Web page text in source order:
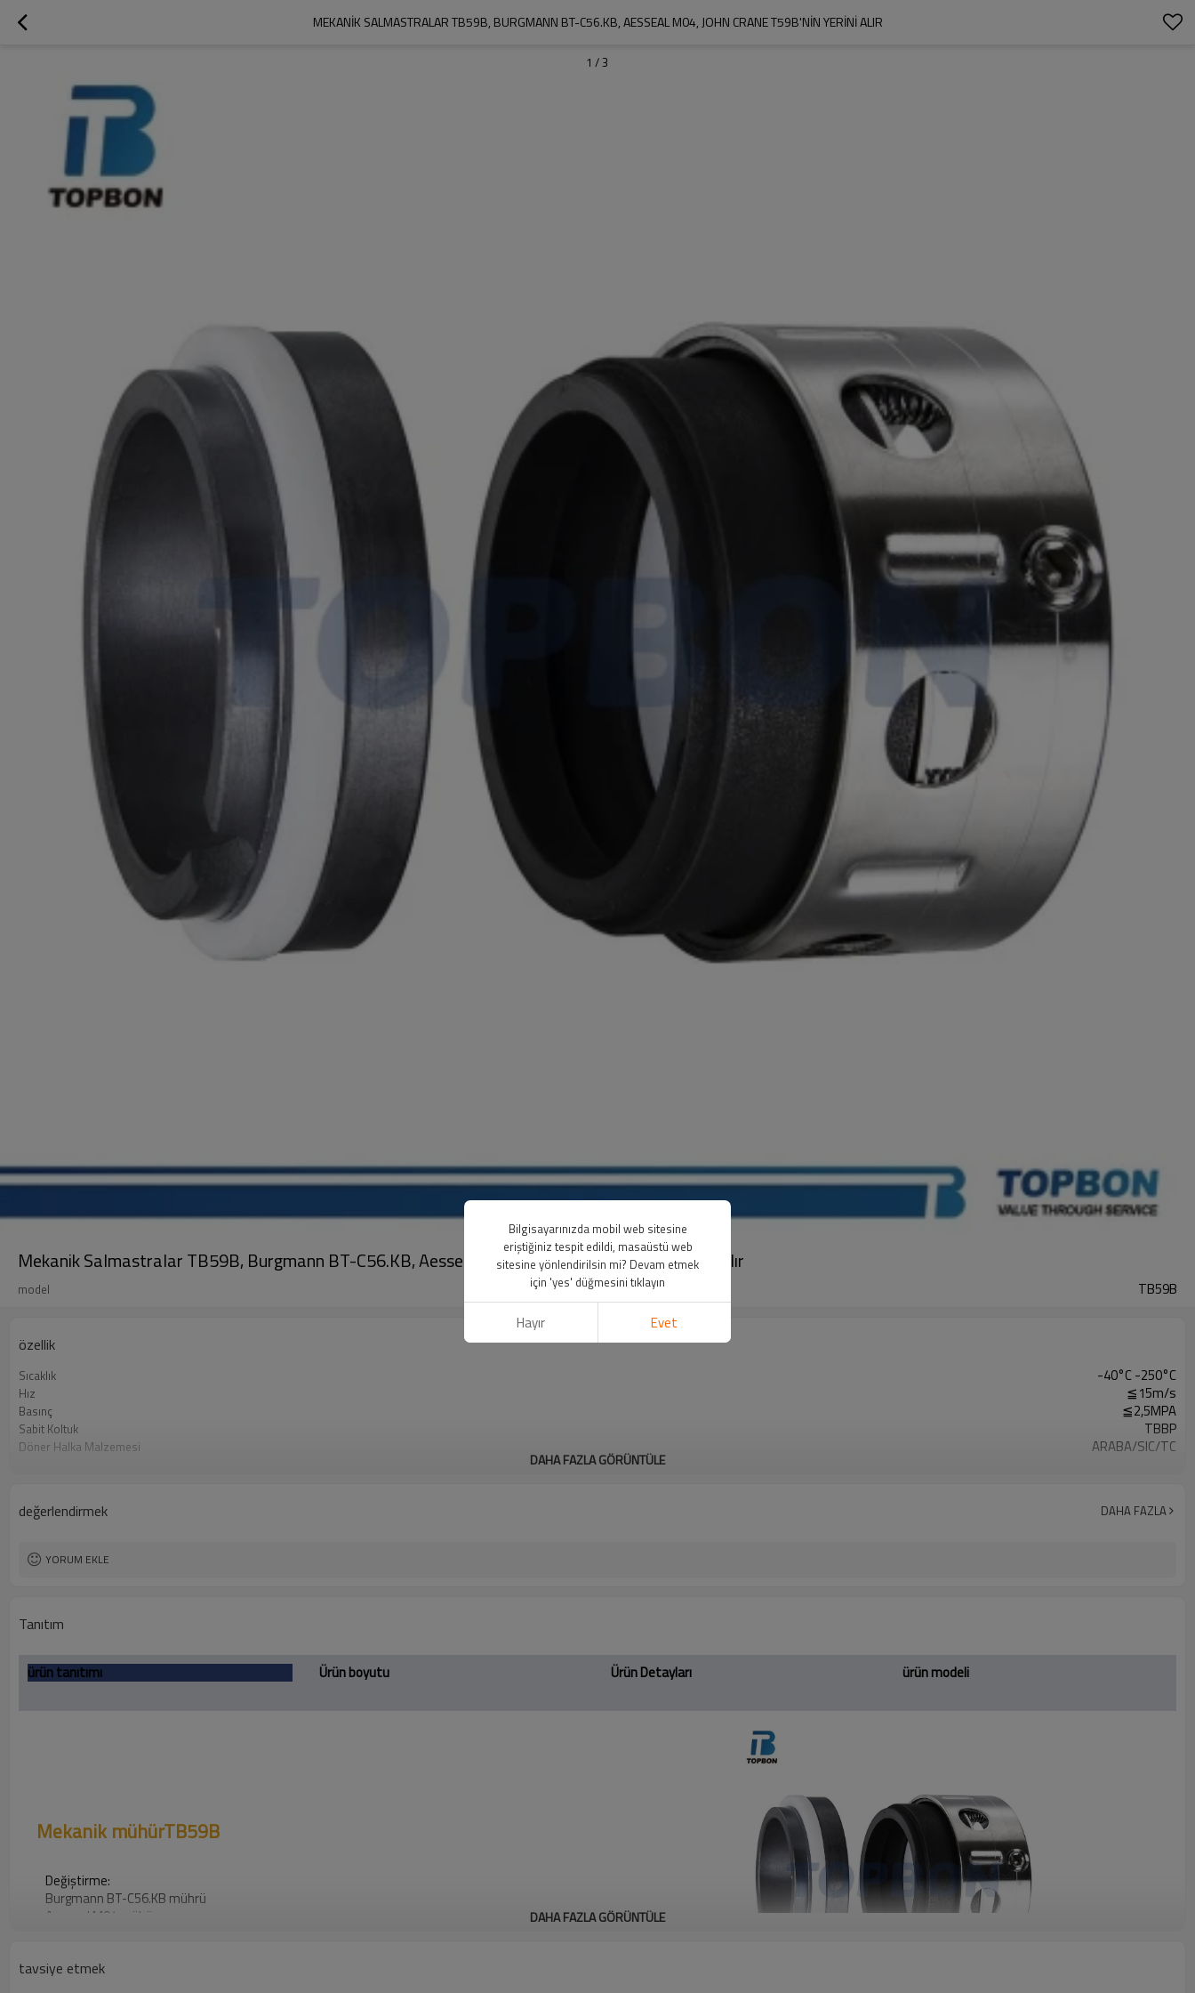
MEKANIK SALMASTRALAR TB59B, BURGMANN BT-C56.KB, AESSEAL M04, JOHN CRANE T59B'NIN YERINI ALIR
1 /3
Mekanik Salmastralar TB59B, Burgmann BT-C56.KB, Aesseal M04, John Crane T59B'nin yerini alır
model TB59B
özellik
Sıcaklık -40°C -250°C
Hız ≦15m/s
Basınç ≦2,5MPA
Sabit Koltuk TBBP
Döner Halka Malzemesi ARABA/SIC/TC
Başvuru Temiz Su，Kanalizasyon Suyu，Yağ
DAHA FAZLA GÖRÜNTÜLE
değerlendirmek DAHA FAZLA
YORUM EKLE
Tanıtım
ürün tanıtımı Ürün boyutu Ürün Detayları ürün modeli
Mekanik mühürTB59B
Değiştirme:
Burgmann BT-C56.KB mührü
Aesseal M04 mühür
DAHA FAZLA GÖRÜNTÜLE
tavsiye etmek
Bilgisayarınızda mobil web sitesine
eriştiğiniz tespit edildi, masaüstü web
sitesine yönlendirilsin mi? Devam etmek
için 'yes' düğmesini tıklayın
Hayır Evet